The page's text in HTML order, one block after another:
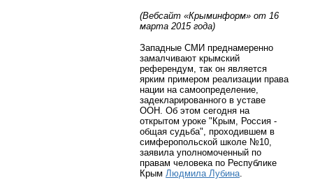
(Вебсайт «Крыминформ» от 16
марта 2015 года)
Западные СМИ преднамеренно
замалчивают крымский
референдум, так он является
ярким примером реализации права
нации на самоопределение,
задекларированного в уставе
ООН. Об этом сегодня на
открытом уроке "Крым, Россия -
общая судьба", проходившем в
симферопольской школе №10,
заявила уполномоченный по
правам человека по Республике
Крым Людмила Лубина.